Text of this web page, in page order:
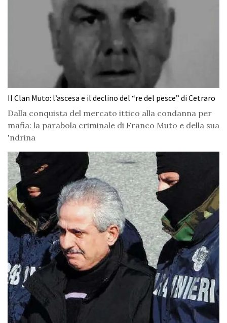
Il Clan Muto: l’ascesa e il declino del “re del pesce” di Cetraro
Dalla conquista del mercato ittico alla condanna per
mafia: la parabola criminale di Franco Muto e della sua
'ndrina